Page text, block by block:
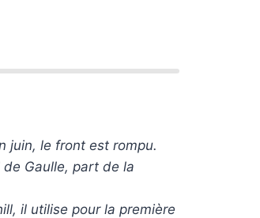
juin, le front est rompu.
Gaulle, part de la
il utilise pour la première